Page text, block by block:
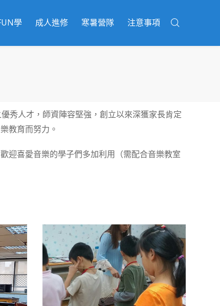
學 成人進修 寒暑營隊 注意事項
秀人才，師資陣容堅強，創立以來深獲家長肯定
教育而努力。
迎喜愛音樂的學子們多加利用（需配合音樂教室